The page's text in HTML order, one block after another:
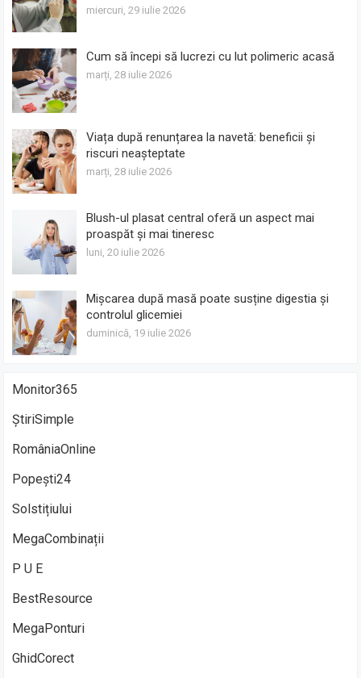
miercuri, 29 iulie 2026
Cum să începi să lucrezi cu lut polimeric acasă
marți, 28 iulie 2026
Viața după renunțarea la navetă: beneficii și
riscuri neașteptate
marți, 28 iulie 2026
Blush-ul plasat central oferă un aspect mai
proaspăt și mai tineresc
luni, 20 iulie 2026
Mișcarea după masă poate susține digestia și
controlul glicemiei
duminică, 19 iulie 2026
Monitor365
ȘtiriSimple
RomâniaOnline
Popești24
Solstițiului
MegaCombinații
P U E
BestResource
MegaPonturi
GhidCorect